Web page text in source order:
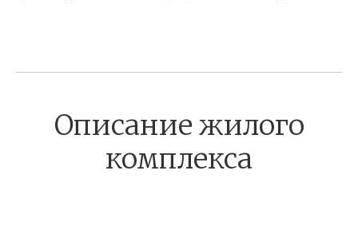
Описание жилого
комплекса